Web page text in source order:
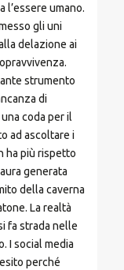
l’essere umano.
gli uni
delazione ai
strumento
di
coda per il
ad ascoltare i
ha più rispetto
generata
della caverna
La realtà
fa strada nelle
I social media
perché